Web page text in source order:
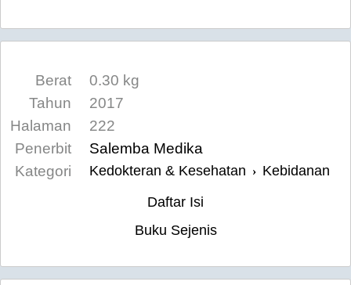
Berat
0.30 kg
Tahun
2017
Halaman
222
Penerbit
Salemba Medika
Kategori
Kedokteran & Kesehatan › Kebidanan
Daftar Isi
Buku Sejenis